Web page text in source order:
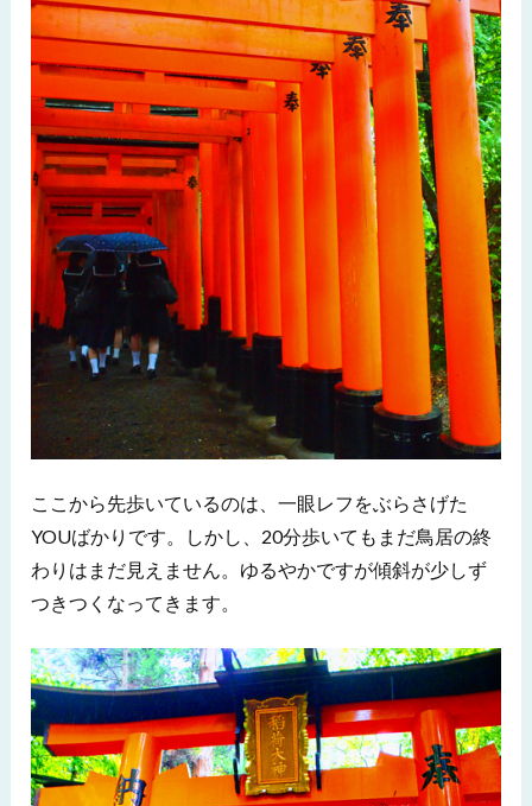
ここから先歩いているのは、一眼レフをぶらさげた
YOUばかりです。しかし、20分歩いてもまだ鳥居の終
わりはまだ見えません。ゆるやかですが傾斜が少しず
つきつくなってきます。